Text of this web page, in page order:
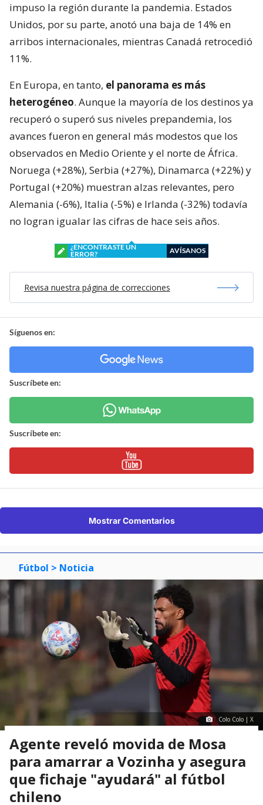
impuso la región durante la pandemia. Estados
Unidos, por su parte, anotó una baja de 14% en
arribos internacionales, mientras Canadá retrocedió
11%.
En Europa, en tanto, el panorama es más
heterogéneo. Aunque la mayoría de los destinos ya
recuperó o superó sus niveles prepandemia, los
avances fueron en general más modestos que los
observados en Medio Oriente y el norte de África.
Noruega (+28%), Serbia (+27%), Dinamarca (+22%) y
Portugal (+20%) muestran alzas relevantes, pero
Alemania (-6%), Italia (-5%) e Irlanda (-32%) todavía
no logran igualar las cifras de hace seis años.
¿ENCONTRASTE UN
ERROR?
AVÍSANOS
Revisa nuestra página de correcciones
Síguenos en:
Suscríbete en:
Suscríbete en:
Mostrar Comentarios
Fútbol > Noticia
Colo Colo | X
Agente reveló movida de Mosa
para amarrar a Vozinha y asegura
que fichaje "ayudará" al fútbol
chileno